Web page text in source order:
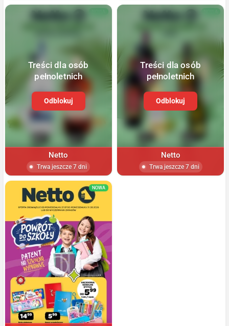
Treści dla osób
pełnoletnich
Odblokuj
Netto
Trwa jeszcze 7 dni
Treści dla osób
pełnoletnich
Odblokuj
Netto
Trwa jeszcze 7 dni
NOWA